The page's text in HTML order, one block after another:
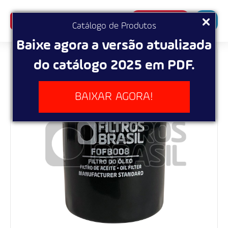
Catálogo de Produtos
Baixe agora a versão atualizada
do catálogo 2025 em PDF.
BAIXAR AGORA!
SUPERBUSCA